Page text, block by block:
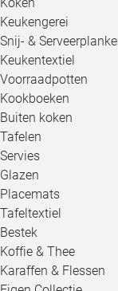
Keukengerei
Snij- &
Keukentextiel
Voorraadpotten
Kookboeken
Buiten koken
Tafelen
Servies
Glazen
Placemats
Tafeltextiel
Bestek
Koffie & Thee
Karaffen & Flessen